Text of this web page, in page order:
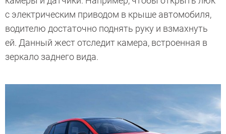
с электрическим приводом в крыше автомобиля,
водителю достаточно поднять руку и взмахнуть
ей. Данный жест отследит камера, встроенная в
зеркало заднего вида.